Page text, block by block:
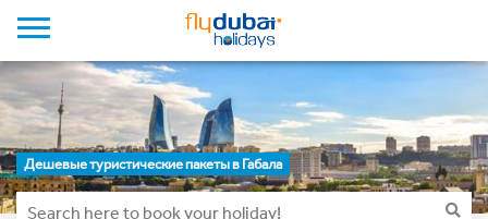
Дешевые туристические пакеты в Габала